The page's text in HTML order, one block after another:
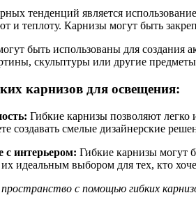
тенденций является
и теплоту. Карнизы могут быть
быть использованы для создания
скульптуры или другие
карнизов для освещения:
Гибкие карнизы позволяют
создавать смелые дизайнерские
с интерьером: Гибкие карнизы могут
идеальным выбором для тех, кто
с помощью гибких